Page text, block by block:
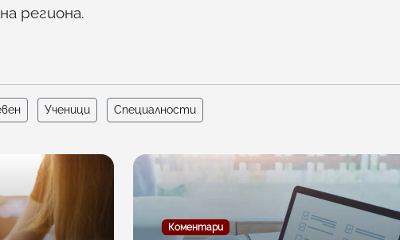
региона.
Ученици Специалности
Коментари